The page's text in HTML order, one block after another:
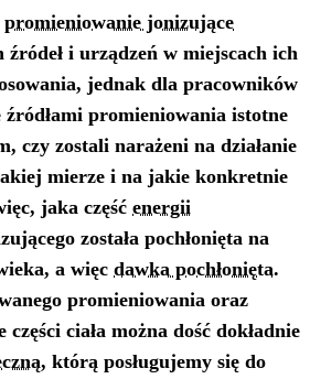
promieniowanie jonizujące
źródeł i urządzeń w miejscach ich
jednak dla pracowników
promieniowania istotne
czy zostali narażeni na działanie
mierze i na jakie konkretnie
jaka część energii
została pochłonięta na
a więc dawka pochłonięta.
promieniowania oraz
ciała można dość dokładnie
, którą posługujemy się do